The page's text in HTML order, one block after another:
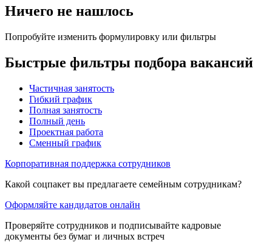
Ничего не нашлось
Попробуйте изменить формулировку или фильтры
Быстрые фильтры подбора вакансий
Частичная занятость
Гибкий график
Полная занятость
Полный день
Проектная работа
Сменный график
Корпоративная поддержка сотрудников
Какой соцпакет вы предлагаете семейным сотрудникам?
Оформляйте кандидатов онлайн
Проверяйте сотрудников и подписывайте кадровые
документы без бумаг и личных встреч